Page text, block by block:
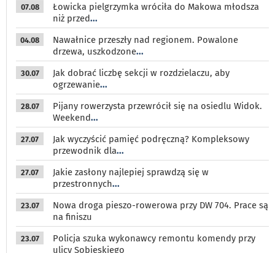
07.08
Łowicka pielgrzymka wróciła do Makowa młodsza
niż przed...
04.08
Nawałnice przeszły nad regionem. Powalone
drzewa, uszkodzone...
30.07
Jak dobrać liczbę sekcji w rozdzielaczu, aby
ogrzewanie...
28.07
Pijany rowerzysta przewrócił się na osiedlu Widok.
Weekend...
27.07
Jak wyczyścić pamięć podręczną? Kompleksowy
przewodnik dla...
27.07
Jakie zasłony najlepiej sprawdzą się w
przestronnych...
23.07
Nowa droga pieszo-rowerowa przy DW 704. Prace są
na finiszu
23.07
Policja szuka wykonawcy remontu komendy przy
ulicy Sobieskiego